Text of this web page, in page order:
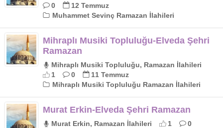
0
12 Temmuz
Muhammet Sevinç Ramazan İlahileri
Mihraplı Musiki Topluluğu-Elveda Şehri
Ramazan
Mihraplı Musiki Topluluğu, Ramazan İlahileri
1
0
11 Temmuz
Mihraplı Musiki Topluluğu Ramazan İlahileri
Murat Erkin-Elveda Şehri Ramazan
Murat Erkin, Ramazan İlahileri 1
0